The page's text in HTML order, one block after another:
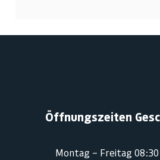
Öffnungszeiten
Montag – Freitag